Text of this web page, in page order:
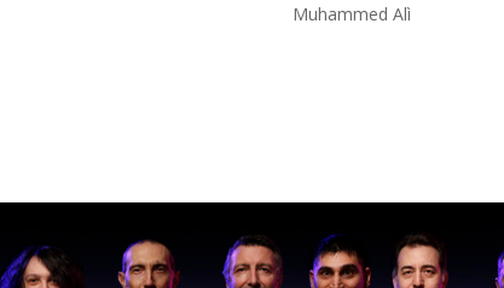
Muhammed Alì